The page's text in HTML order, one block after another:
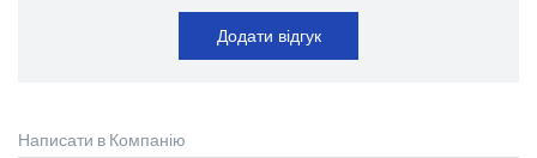
Додати відгук
Написати в Компанію